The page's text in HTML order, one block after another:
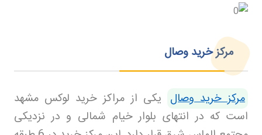
مرکز خرید وصال
مرکز خرید وصال یکی از مراکز خرید لوکس مشهد
است که در انتهای بلوار خیام شمالی و در نزدیکی